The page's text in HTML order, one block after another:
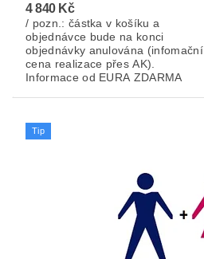
4 840 Kč
/ pozn.: částka v košíku a
objednávce bude na konci
objednávky anulována (infomační
cena realizace přes AK).
Informace od EURA ZDARMA
Tip